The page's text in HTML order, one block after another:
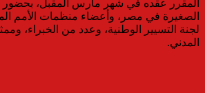
المقرر عقده في شهر مارس المقبل، بحضور
الصغيرة في مصر، وأعضاء منظمات الأمم
لجنة التسيير الوطنية، وعدد من الخبراء،
المدني.